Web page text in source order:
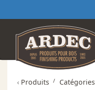
‹ Produits Catégories